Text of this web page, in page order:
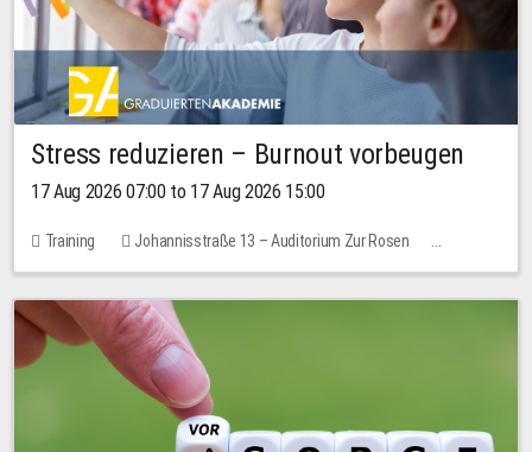
Stress reduzieren – Burnout vorbeugen
17 Aug 2026 07:00 to 17 Aug 2026 15:00
Training
Johannisstraße 13 – Auditorium Zur Rosen
1 place
10.00 EUR